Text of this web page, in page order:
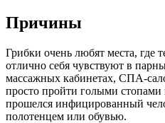
Причины
Грибки очень любят места, где
отлично себя чувствуют в
массажных кабинетах, СПА-
просто пройти голыми
прошелся инфицированный
полотенцем или обувью.